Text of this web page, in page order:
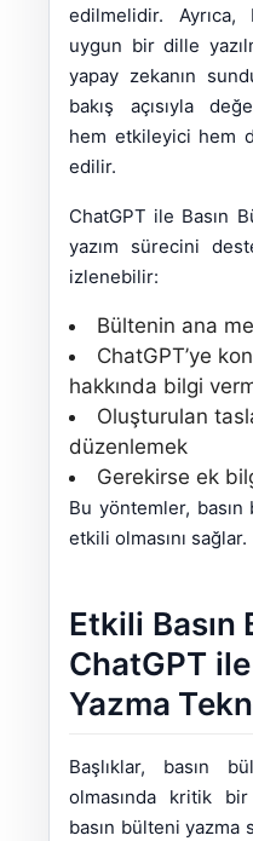
edilmelidir.
uygun bir dille
yapay zekanın
bakış açısıyla
hem etkileyici hem
edilir.
ChatGPT ile Basın
yazım sürecini
izlenebilir:
Bültenin ana
ChatGPT’ye
hakkında bilgi
Oluşturulan
düzenlemek
Gerekirse ek
Bu yöntemler,
etkili olmasını sağlar.
Etkili Basın
ChatGPT
Yazma
Başlıklar, basın
olmasında kritik
basın bülteni yazma